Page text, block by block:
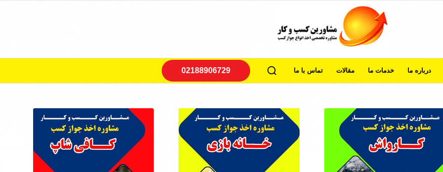
درباره ما خدمات ما مقالات تماس با ما 02188906729